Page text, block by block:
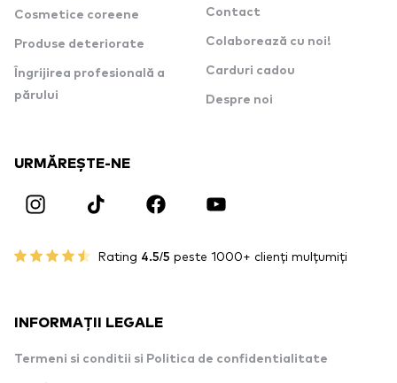
Cosmetice coreene
Produse deteriorate
Îngrijirea profesională a
părului
Contact
Colaborează cu noi!
Carduri cadou
Despre noi
URMĂREȘTE-NE
Rating 4.5/5 peste 1000+ clienți mulțumiți
INFORMAȚII LEGALE
Termeni si conditii si Politica de confidentialitate